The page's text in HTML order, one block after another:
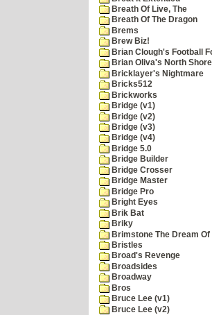
Breath Of Live, The
Breath Of The Dragon
Brems
Brew Biz!
Brian Clough's Football
Brian Oliva's North
Bricklayer's Nightmare
Bricks512
Brickworks
Bridge (v1)
Bridge (v2)
Bridge (v3)
Bridge (v4)
Bridge 5.0
Bridge Builder
Bridge Crosser
Bridge Master
Bridge Pro
Bright Eyes
Brik Bat
Briky
Brimstone The Dream Of
Bristles
Broad's Revenge
Broadsides
Broadway
Bros
Bruce Lee (v1)
Bruce Lee (v2)